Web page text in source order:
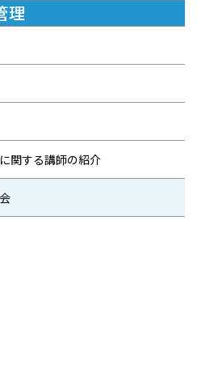
理
関する講師の紹介